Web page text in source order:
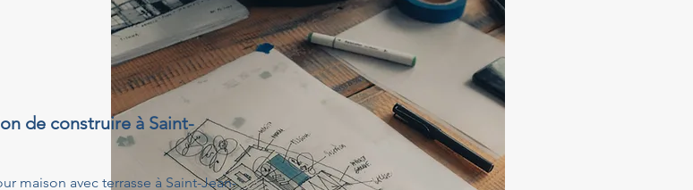
de construire à Saint-
maison avec terrasse à Saint-Jean-